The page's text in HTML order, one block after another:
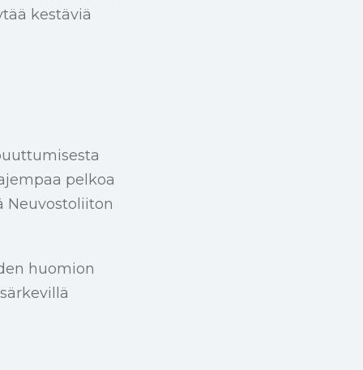
kestäviä
pelkoa
Neuvostoliiton
huomion